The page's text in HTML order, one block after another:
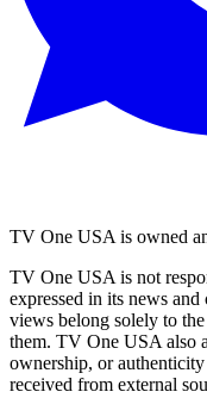
TV One USA is owned
TV One USA is not
expressed in its news
views belong solely to
them. TV One USA also
ownership, or
received from external